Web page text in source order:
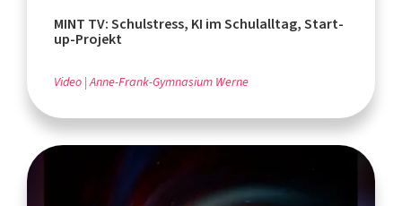
MINT TV: Schulstress, KI im Schulalltag, Start-
up-Projekt
Video Anne-Frank-Gymnasium Werne